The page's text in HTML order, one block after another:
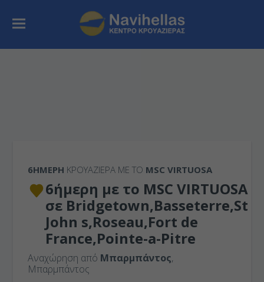
6ΉΜΕΡΗ ΚΡΟΥΑΖΙΕΡΑ ΜΕ ΤΟ MSC VIRTUOSA
6ήμερη με το MSC VIRTUOSA
σε Bridgetown,Basseterre,St
John s,Roseau,Fort de
France,Pointe-a-Pitre
Αναχώρηση από Μπαρμπάντος,
Μπαρμπάντος